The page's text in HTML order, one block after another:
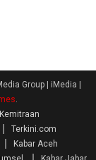
Group | iMedia
.
Terkini.com
Kabar Aceh